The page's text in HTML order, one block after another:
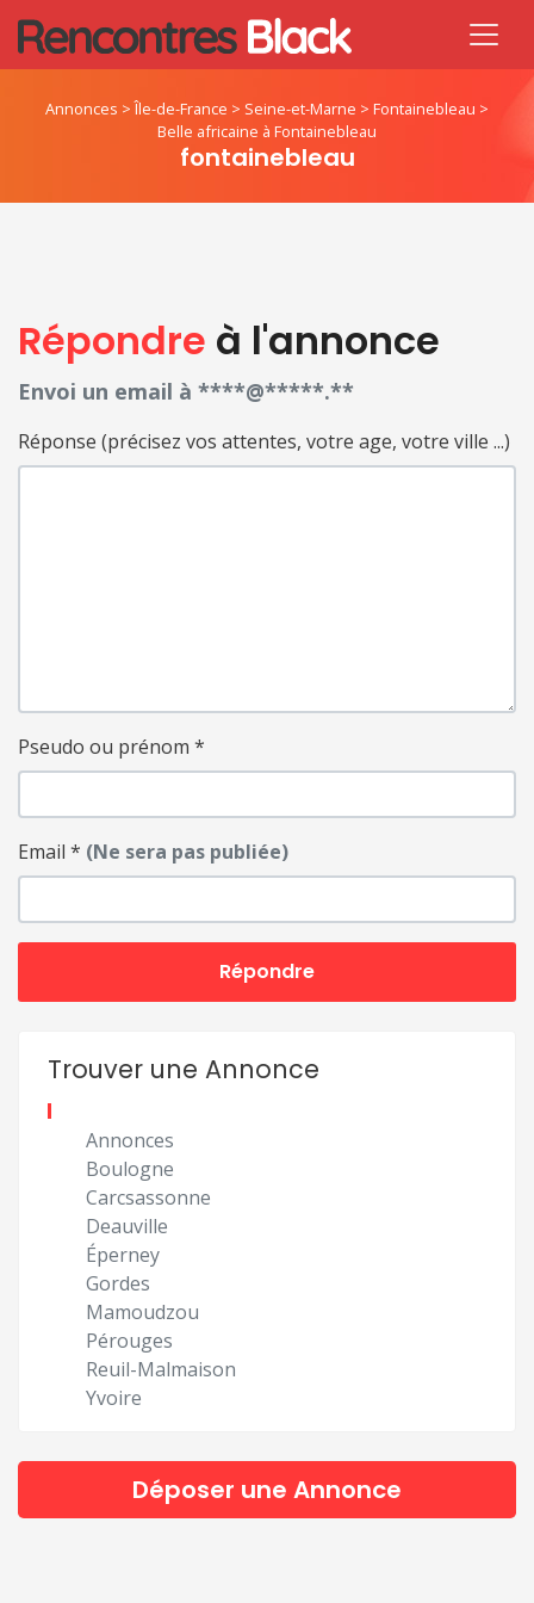
Annonces >Île-de-France > Seine-et-Marne > Fontainebleau >
Belle africaine à Fontainebleau
fontainebleau
Répondre à l'annonce
Envoi un email à ****@*****.**
Réponse (précisez vos attentes, votre age, votre ville ...)
Pseudo ou prénom *
Email * (Ne sera pas publiée)
Répondre
Trouver une Annonce
Annonces
Boulogne
Carcsassonne
Deauville
Éperney
Gordes
Mamoudzou
Pérouges
Reuil-Malmaison
Yvoire
Déposer une Annonce